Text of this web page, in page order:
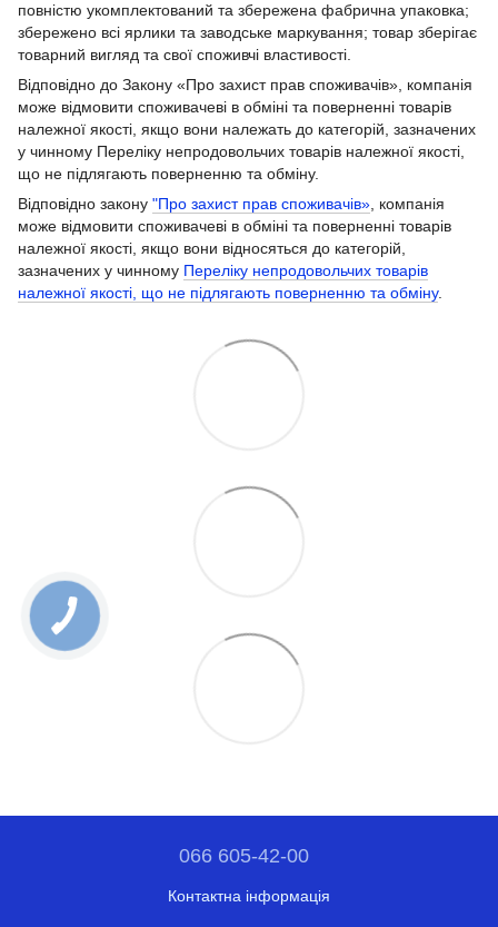
повністю укомплектований та збережена фабрична упаковка;
збережено всі ярлики та заводське маркування; товар зберігає
товарний вигляд та свої споживчі властивості.
Відповідно до Закону «Про захист прав споживачів», компанія
може відмовити споживачеві в обміні та поверненні товарів
належної якості, якщо вони належать до категорій, зазначених
у чинному Переліку непродовольчих товарів належної якості,
що не підлягають поверненню та обміну.
Відповідно закону "Про захист прав споживачів» , компанія
може відмовити споживачеві в обміні та поверненні товарів
належної якості, якщо вони відносяться до категорій,
зазначених у чинному Переліку непродовольчих товарів
належної якості, що не підлягають поверненню та обміну.
066 605-42-00
Контактна інформація